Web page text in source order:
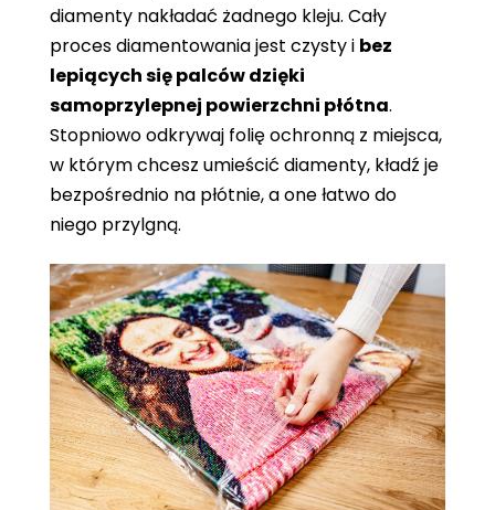
diamenty nakładać żadnego kleju. Cały
proces diamentowania jest czysty i bez
lepiących się palców dzięki
samoprzylepnej powierzchni płótna.
Stopniowo odkrywaj folię ochronną z miejsca,
w którym chcesz umieścić diamenty, kładź je
bezpośrednio na płótnie, a one łatwo do
niego przylgną.